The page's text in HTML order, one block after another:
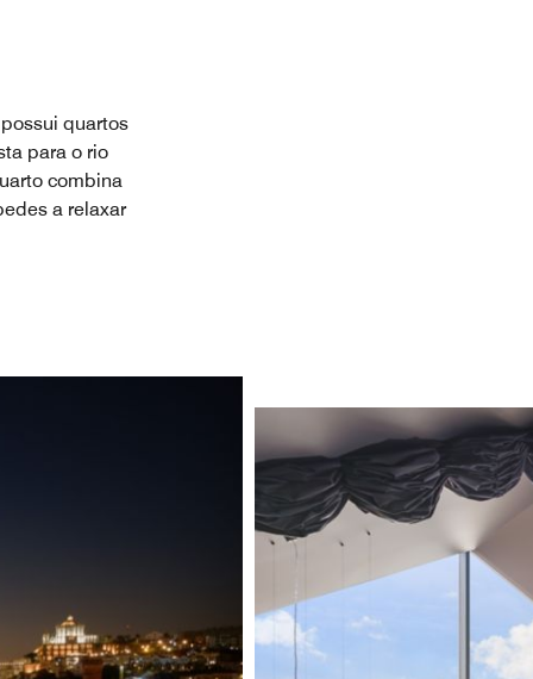
quartos
para o rio
combina
a relaxar